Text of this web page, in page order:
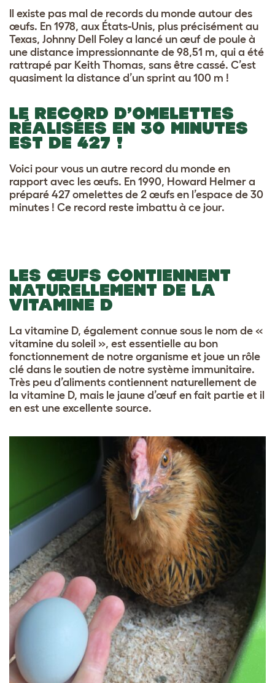
Il existe pas mal de records du monde autour des
œufs. En 1978, aux États-Unis, plus précisément au
Texas, Johnny Dell Foley a lancé un œuf de poule à
une distance impressionnante de 98,51 m, qui a été
rattrapé par Keith Thomas, sans être cassé. C’est
quasiment la distance d’un sprint au 100 m !
LE RECORD D’OMELETTES
RÉALISÉES EN 30 MINUTES
EST DE 427 !
Voici pour vous un autre record du monde en
rapport avec les œufs. En 1990, Howard Helmer a
préparé 427 omelettes de 2 œufs en l’espace de 30
minutes ! Ce record reste imbattu à ce jour.
LES ŒUFS CONTIENNENT
NATURELLEMENT DE LA
VITAMINE D
La vitamine D, également connue sous le nom de «
vitamine du soleil », est essentielle au bon
fonctionnement de notre organisme et joue un rôle
clé dans le soutien de notre système immunitaire.
Très peu d’aliments contiennent naturellement de
la vitamine D, mais le jaune d’œuf en fait partie et il
en est une excellente source.